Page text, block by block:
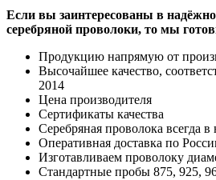
Если вы заинтересованы в
серебряной проволоки, то мы
Продукцию напрямую от
Высочайшее качество,
2014
Цена производителя
Сертификаты качества
Серебряная проволока всегда в
Оперативная доставка по
Изготавливаем проволоку
Стандартные пробы 875, 925,